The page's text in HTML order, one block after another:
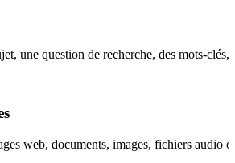
une question de recherche, des mots-
web, documents, images, fichiers audio